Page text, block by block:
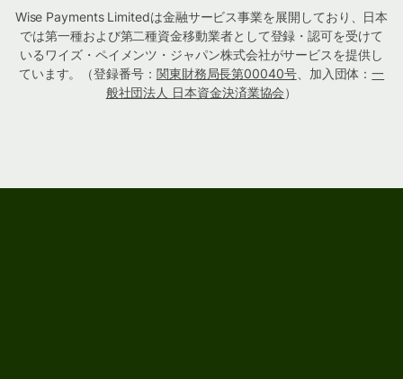
Wise Payments Limitedは金融サービス事業を展開しており、日本
では第一種および第二種資金移動業者として登録・認可を受けて
いるワイズ・ペイメンツ・ジャパン株式会社がサービスを提供し
ています。（登録番号： 関東財務局長第00040号、加入団体：一
般社団法人 日本資金決済業協会）